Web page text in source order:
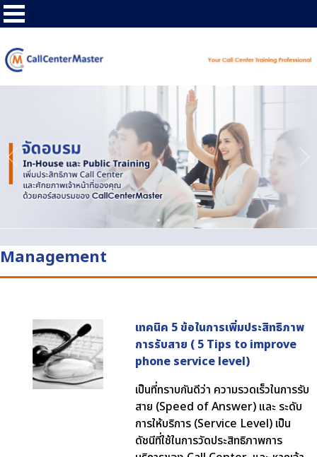
Management
เทคนิค 5 ข้อในการเพิ่มประสิทธิภาพ
การรับสาย ( 5 Tips to improve
phone service level)
เป็นที่ทราบกันดีว่า ความรวดเร็วในการรับ
สาย (Speed of Answer) และ ระดับ
การให้บริการ (Service Level) เป็น
ดัชนีที่ใช้ในการวัดประสิทธิภาพการ